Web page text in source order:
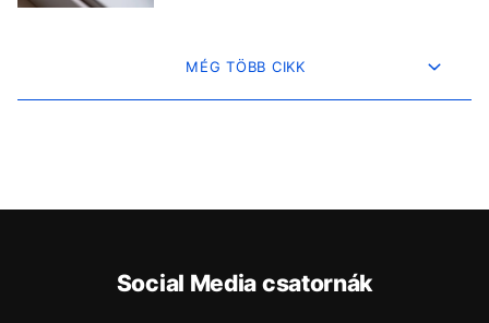
MÉG TÖBB CIKK
Social Media csatornák